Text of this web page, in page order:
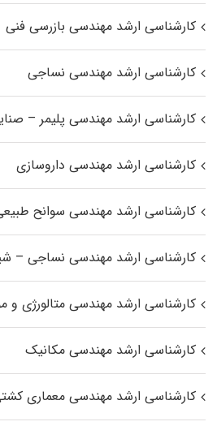
کارشناسی ارشد مهندسی بازرسی فنی
کارشناسی ارشد مهندسی نساجی
کارشناسی ارشد مهندسی پلیمر –
کارشناسی ارشد مهندسی داروسازی
کارشناسی ارشد مهندسی سوانح
کارشناسی ارشد مهندسی نساجی –
کارشناسی ارشد مهندسی متالورژی و
کارشناسی ارشد مهندسی مکانیک
کارشناسی ارشد مهندسی معماری